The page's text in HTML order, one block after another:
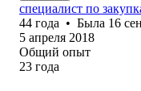
специалист по
44 года • Была 16
5 апреля 2018
Общий опыт
23 года